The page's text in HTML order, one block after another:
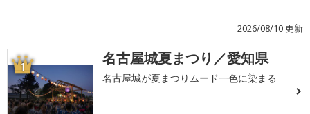
2026/08/10 更新
1 名古屋城夏まつり／愛知県
名古屋城が夏まつりムード一色に染まる